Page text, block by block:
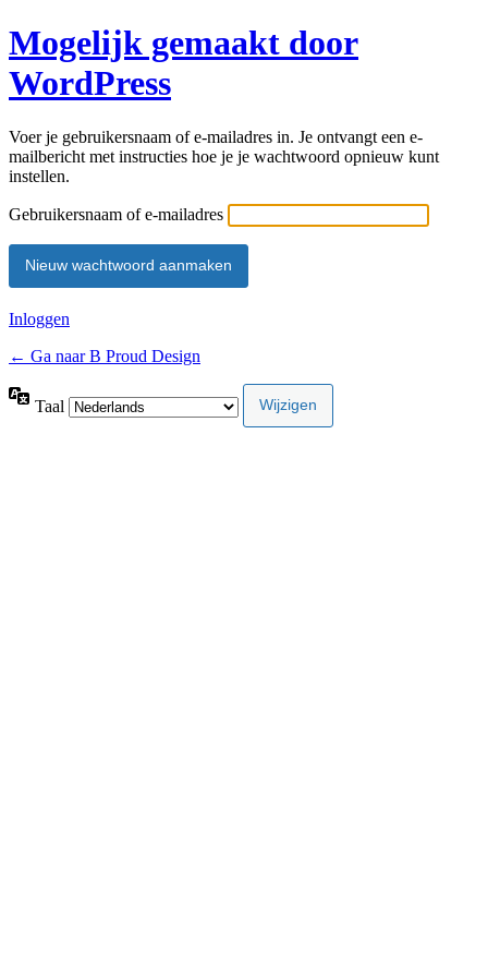
Mogelijk gemaakt door
WordPress
Voer je gebruikersnaam of e-mailadres in. Je ontvangt een e-
mailbericht met instructies hoe je je wachtwoord opnieuw kunt
instellen.
Gebruikersnaam of e-mailadres
Inloggen
← Ga naar B Proud Design
Taal